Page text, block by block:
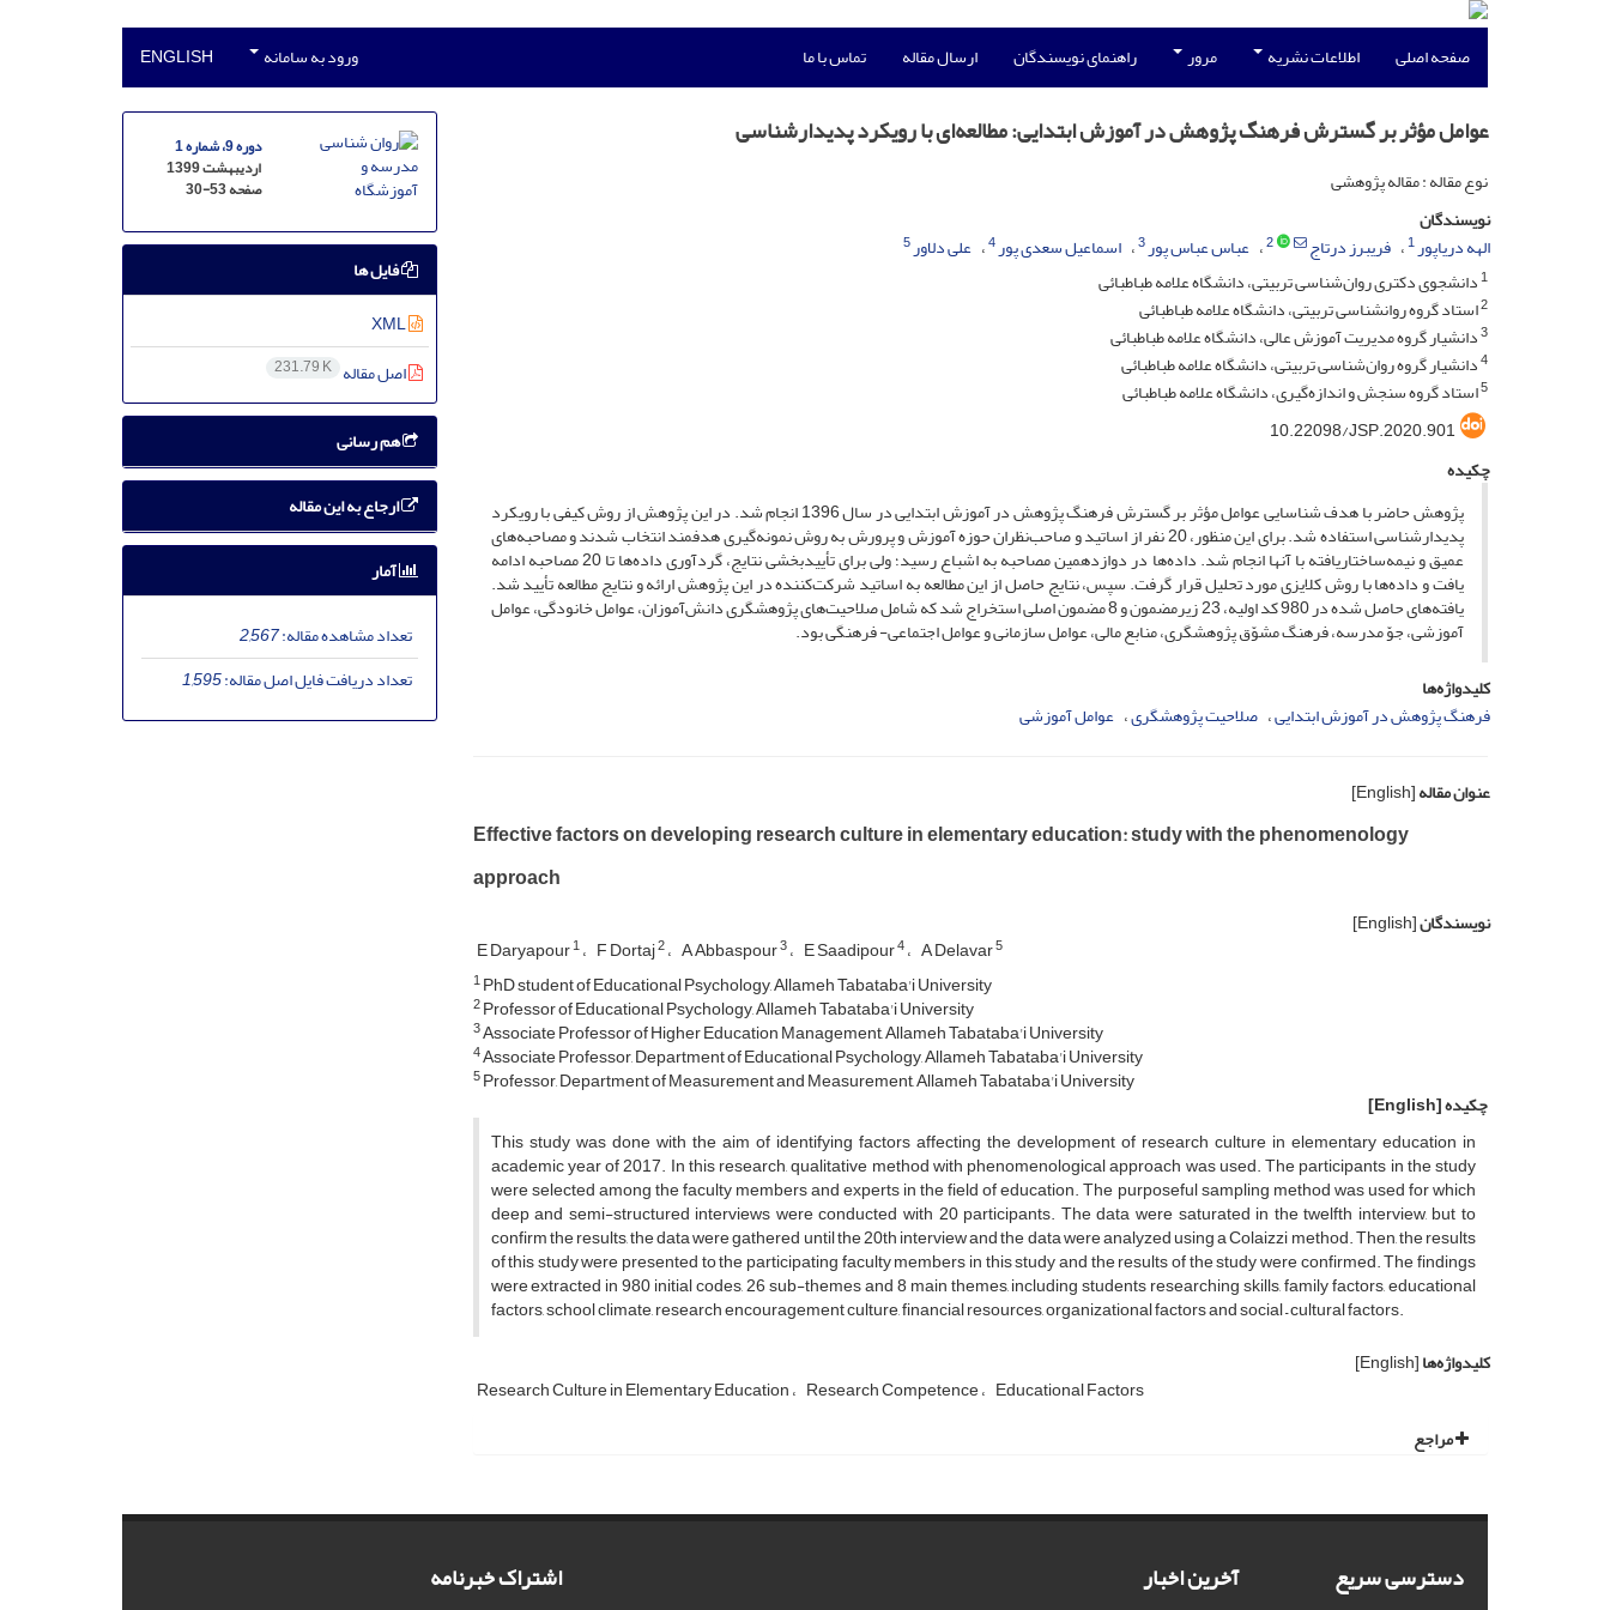
صفحه اصلی اطلاعات نشریه مرور راهنمای نویسندگان ارسال مقاله تماس با ما ورود به سامانه ENGLISH
عوامل مؤثر بر گسترش فرهنگ پژوهش در آموزش ابتدایی: مطالعه‌ای با رویکرد پدیدارشناسی
نوع مقاله : مقاله پژوهشی
نویسندگان
الهه دریاپور1 فریبرز درتاج 2 عباس عباس پور3 اسماعیل سعدی پور4 علی دلاور5
1دانشجوی دکتری روان‌شناسی تربیتی، دانشگاه علامه طباطبائی
2استاد گروه روانشناسی تربیتی، دانشگاه علامه طباطبائی
3دانشیار گروه مدیریت آموزش عالی، دانشگاه علامه طباطبائی
4دانشیار گروه روان‌شناسی تربیتی، دانشگاه علامه طباطبائی
5استاد گروه سنجش و اندازه‌گیری، دانشگاه علامه طباطبائی
10.22098/JSP.2020.901
چکیده
پژوهش حاضر با هدف شناسایی عوامل مؤثر بر گسترش فرهنگ پژوهش در آموزش ابتدایی در سال 1396 انجام شد. در این پژوهش از روش کیفی با رویکرد
پدیدارشناسی استفاده شد. برای این منظور، 20 نفر از اساتید و صاحب‌نظران حوزه آموزش و پرورش به روش نمونه‌گیری هدفمند انتخاب شدند و مصاحبه‌های
عمیق و نیمه‌ساختاریافته با آن­ها انجام شد. داده‌ها در دوازدهمین مصاحبه به اشباع رسید؛ ولی برای تأییدبخشی نتایج، گردآوری داده‌ها تا 20 مصاحبه ادامه
یافت و داده‌ها با روش کلایزی مورد تحلیل قرار گرفت. سپس، نتایج حاصل از این مطالعه به اساتید شرکت‌کننده در این پژوهش ارائه و نتایج مطالعه تأیید شد.
یافته‌های حاصل شده در 980 کد اولیه، 23 زیرمضمون و 8 مضمون اصلی استخراج شد که شامل صلاحیت‌های پژوهشگری دانش‌آموزان، عوامل خانودگی، عوامل
آموزشی، جوّ مدرسه، فرهنگ مشوّق پژوهشگری، منابع مالی، عوامل سازمانی و عوامل اجتماعی- فرهنگی بود.
کلیدواژه‌ها
فرهنگ پژوهش در آموزش ابتدایی صلاحیت پژوهشگری عوامل آموزشی
عنوان مقاله[English]
Effective factors on developing research culture in elementary education: study with the phenomenology
approach
نویسندگان[English]
E Daryapour1 F Dortaj2 A Abbaspour3 E Saadipour4 A Delavar5
1PhD student of Educational Psychology, Allameh Tabataba'i University
2Professor of Educational Psychology, Allameh Tabataba'i University
3Associate Professor of Higher Education Management, Allameh Tabataba'i University
4Associate Professor, Department of Educational Psychology, Allameh Tabataba'i University
5Professor, Department of Measurement and Measurement, Allameh Tabataba'i University
چکیده[English]
This study was done with the aim of identifying factors affecting the development of research culture in elementary education in
academic year of 2017. In this research, qualitative method with phenomenological approach was used. The participants in the study
were selected among the faculty members and experts in the field of education. The purposeful sampling method was used for which
deep and semi-structured interviews were conducted with 20 participants. The data were saturated in the twelfth interview, but to
confirm the results, the data were gathered until the 20th interview and the data were analyzed using a Colaizzi method. Then, the results
of this study were presented to the participating faculty members in this study and the results of the study were confirmed. The findings
were extracted in 980 initial codes, 26 sub-themes and 8 main themes, including students researching skills, family factors, educational
factors, school climate, research encouragement culture, financial resources, organizational factors and social – cultural factors.
کلیدواژه‌ها[English]
Research Culture in Elementary Education Research Competence Educational Factors
مراجع
دوره 9، شماره 1
اردیبهشت 1399
صفحه30-53
فایل ها
XML
اصل مقاله 231.79 K
هم رسانی
ارجاع به این مقاله
آمار
تعداد مشاهده مقاله:2,567
تعداد دریافت فایل اصل مقاله:1,595
دسترسی سریع آخرین اخبار اشتراک خبرنامه